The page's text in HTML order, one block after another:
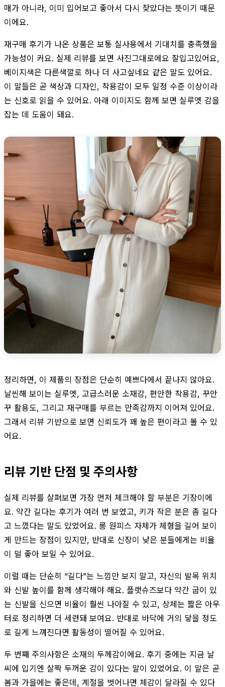
매가 아니라, 이미 입어보고 좋아서 다시 찾았다는 뜻이기 때문
이에요.
재구매 후기가 나온 상품은 보통 실사용에서 기대치를 충족했을
가능성이 커요. 실제 리뷰를 보면 사진그대로에요 잘입고있어요,
베이지색은 다른색깔로 하나 더 사고싶네요 같은 말도 있어요.
이 말들은 곧 색상과 디자인, 착용감이 모두 일정 수준 이상이라
는 신호로 읽을 수 있어요. 아래 이미지도 함께 보면 실루엣 감을
잡는 데 도움이 돼요.
정리하면, 이 제품의 장점은 단순히 예쁘다에서 끝나지 않아요.
날씬해 보이는 실루엣, 고급스러운 소재감, 편안한 착용감, 꾸안
꾸 활용도, 그리고 재구매를 부르는 만족감까지 이어져 있어요.
그래서 리뷰 기반으로 보면 신뢰도가 꽤 높은 편이라고 볼 수 있
어요.
리뷰 기반 단점 및 주의사항
실제 리뷰를 살펴보면 가장 먼저 체크해야 할 부분은 기장이에
요. 약간 길다는 후기가 여러 번 보였고, 키가 작은 분은 좀 길다
고 느꼈다는 말도 있었어요. 롱 원피스 자체가 체형을 길어 보이
게 만드는 장점이 있지만, 반대로 신장이 낮은 분들에게는 비율
이 덜 좋아 보일 수 있어요.
이럴 때는 단순히 “길다”는 느낌만 보지 말고, 자신의 발목 위치
와 신발 높이를 함께 생각해야 해요. 플랫슈즈보다 약간 굽이 있
는 신발을 신으면 비율이 훨씬 나아질 수 있고, 상체는 짧은 아우
터로 정리하면 더 세련돼 보여요. 반대로 바닥에 거의 닿을 정도
로 길게 느껴진다면 활동성이 떨어질 수 있어요.
두 번째 주의사항은 소재의 두께감이에요. 후기 중에는 지금 날
씨에 입기엔 살짝 두꺼운 감이 있다는 말이 있었어요. 이 말은 곧
봄과 가을에는 좋은데, 계절을 벗어나면 체감이 달라질 수 있다